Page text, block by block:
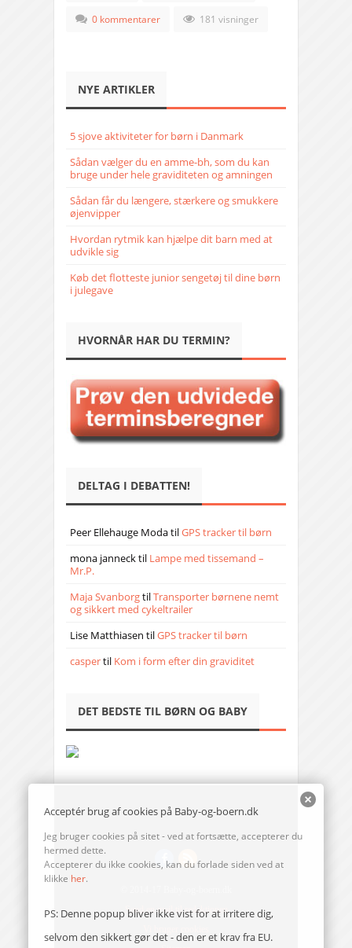
0 kommentarer 181 visninger
NYE ARTIKLER
5 sjove aktiviteter for børn i Danmark
Sådan vælger du en amme-bh, som du kan
bruge under hele graviditeten og amningen
Sådan får du længere, stærkere og smukkere
øjenvipper
Hvordan rytmik kan hjælpe dit barn med at
udvikle sig
Køb det flotteste junior sengetøj til dine børn
i julegave
HVORNÅR HAR DU TERMIN?
DELTAG I DEBATTEN!
Peer Ellehauge ModatilGPS tracker til børn
mona jannecktil Lampe med tissemand –
Mr.P.
Maja SvanborgtilTransporter børnene nemt
og sikkert med cykeltrailer
Lise Matthiasen tilGPS tracker til børn
caspertil Kom i form efter din graviditet
DET BEDSTE TIL BØRN OG BABY
Send en mail til redaktionen
Acceptér brug af cookies på Baby-og-boern.dk
Jeg bruger cookies på sitet - ved at fortsætte, accepterer du
hermed dette.
Accepterer du ikke cookies, kan du forlade siden ved at
klikke her.
PS: Denne popup bliver ikke vist for at irritere dig,
selvom den sikkert gør det - den er et krav fra EU.